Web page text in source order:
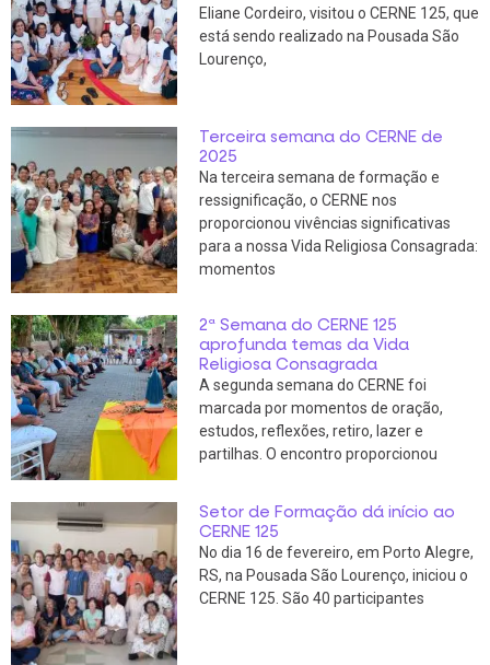
Eliane Cordeiro, visitou o CERNE 125, que
está sendo realizado na Pousada São
Lourenço,
Terceira semana do CERNE de
2025
Na terceira semana de formação e
ressignificação, o CERNE nos
proporcionou vivências significativas
para a nossa Vida Religiosa Consagrada:
momentos
2ª Semana do CERNE 125
aprofunda temas da Vida
Religiosa Consagrada
A segunda semana do CERNE foi
marcada por momentos de oração,
estudos, reflexões, retiro, lazer e
partilhas. O encontro proporcionou
Setor de Formação dá início ao
CERNE 125
No dia 16 de fevereiro, em Porto Alegre,
RS, na Pousada São Lourenço, iniciou o
CERNE 125. São 40 participantes